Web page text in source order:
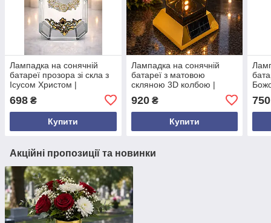
Лампадка на сонячній
батареї прозора зі скла з
Ісусом Христом |
срібляста | LED 19 см |
Польща
698 ₴
Купити
Лампадка на сонячній
батареї з матовою
скляною 3D колбою |
22,5 см
920₴
Купити
750
Акційні пропозиції та новинки